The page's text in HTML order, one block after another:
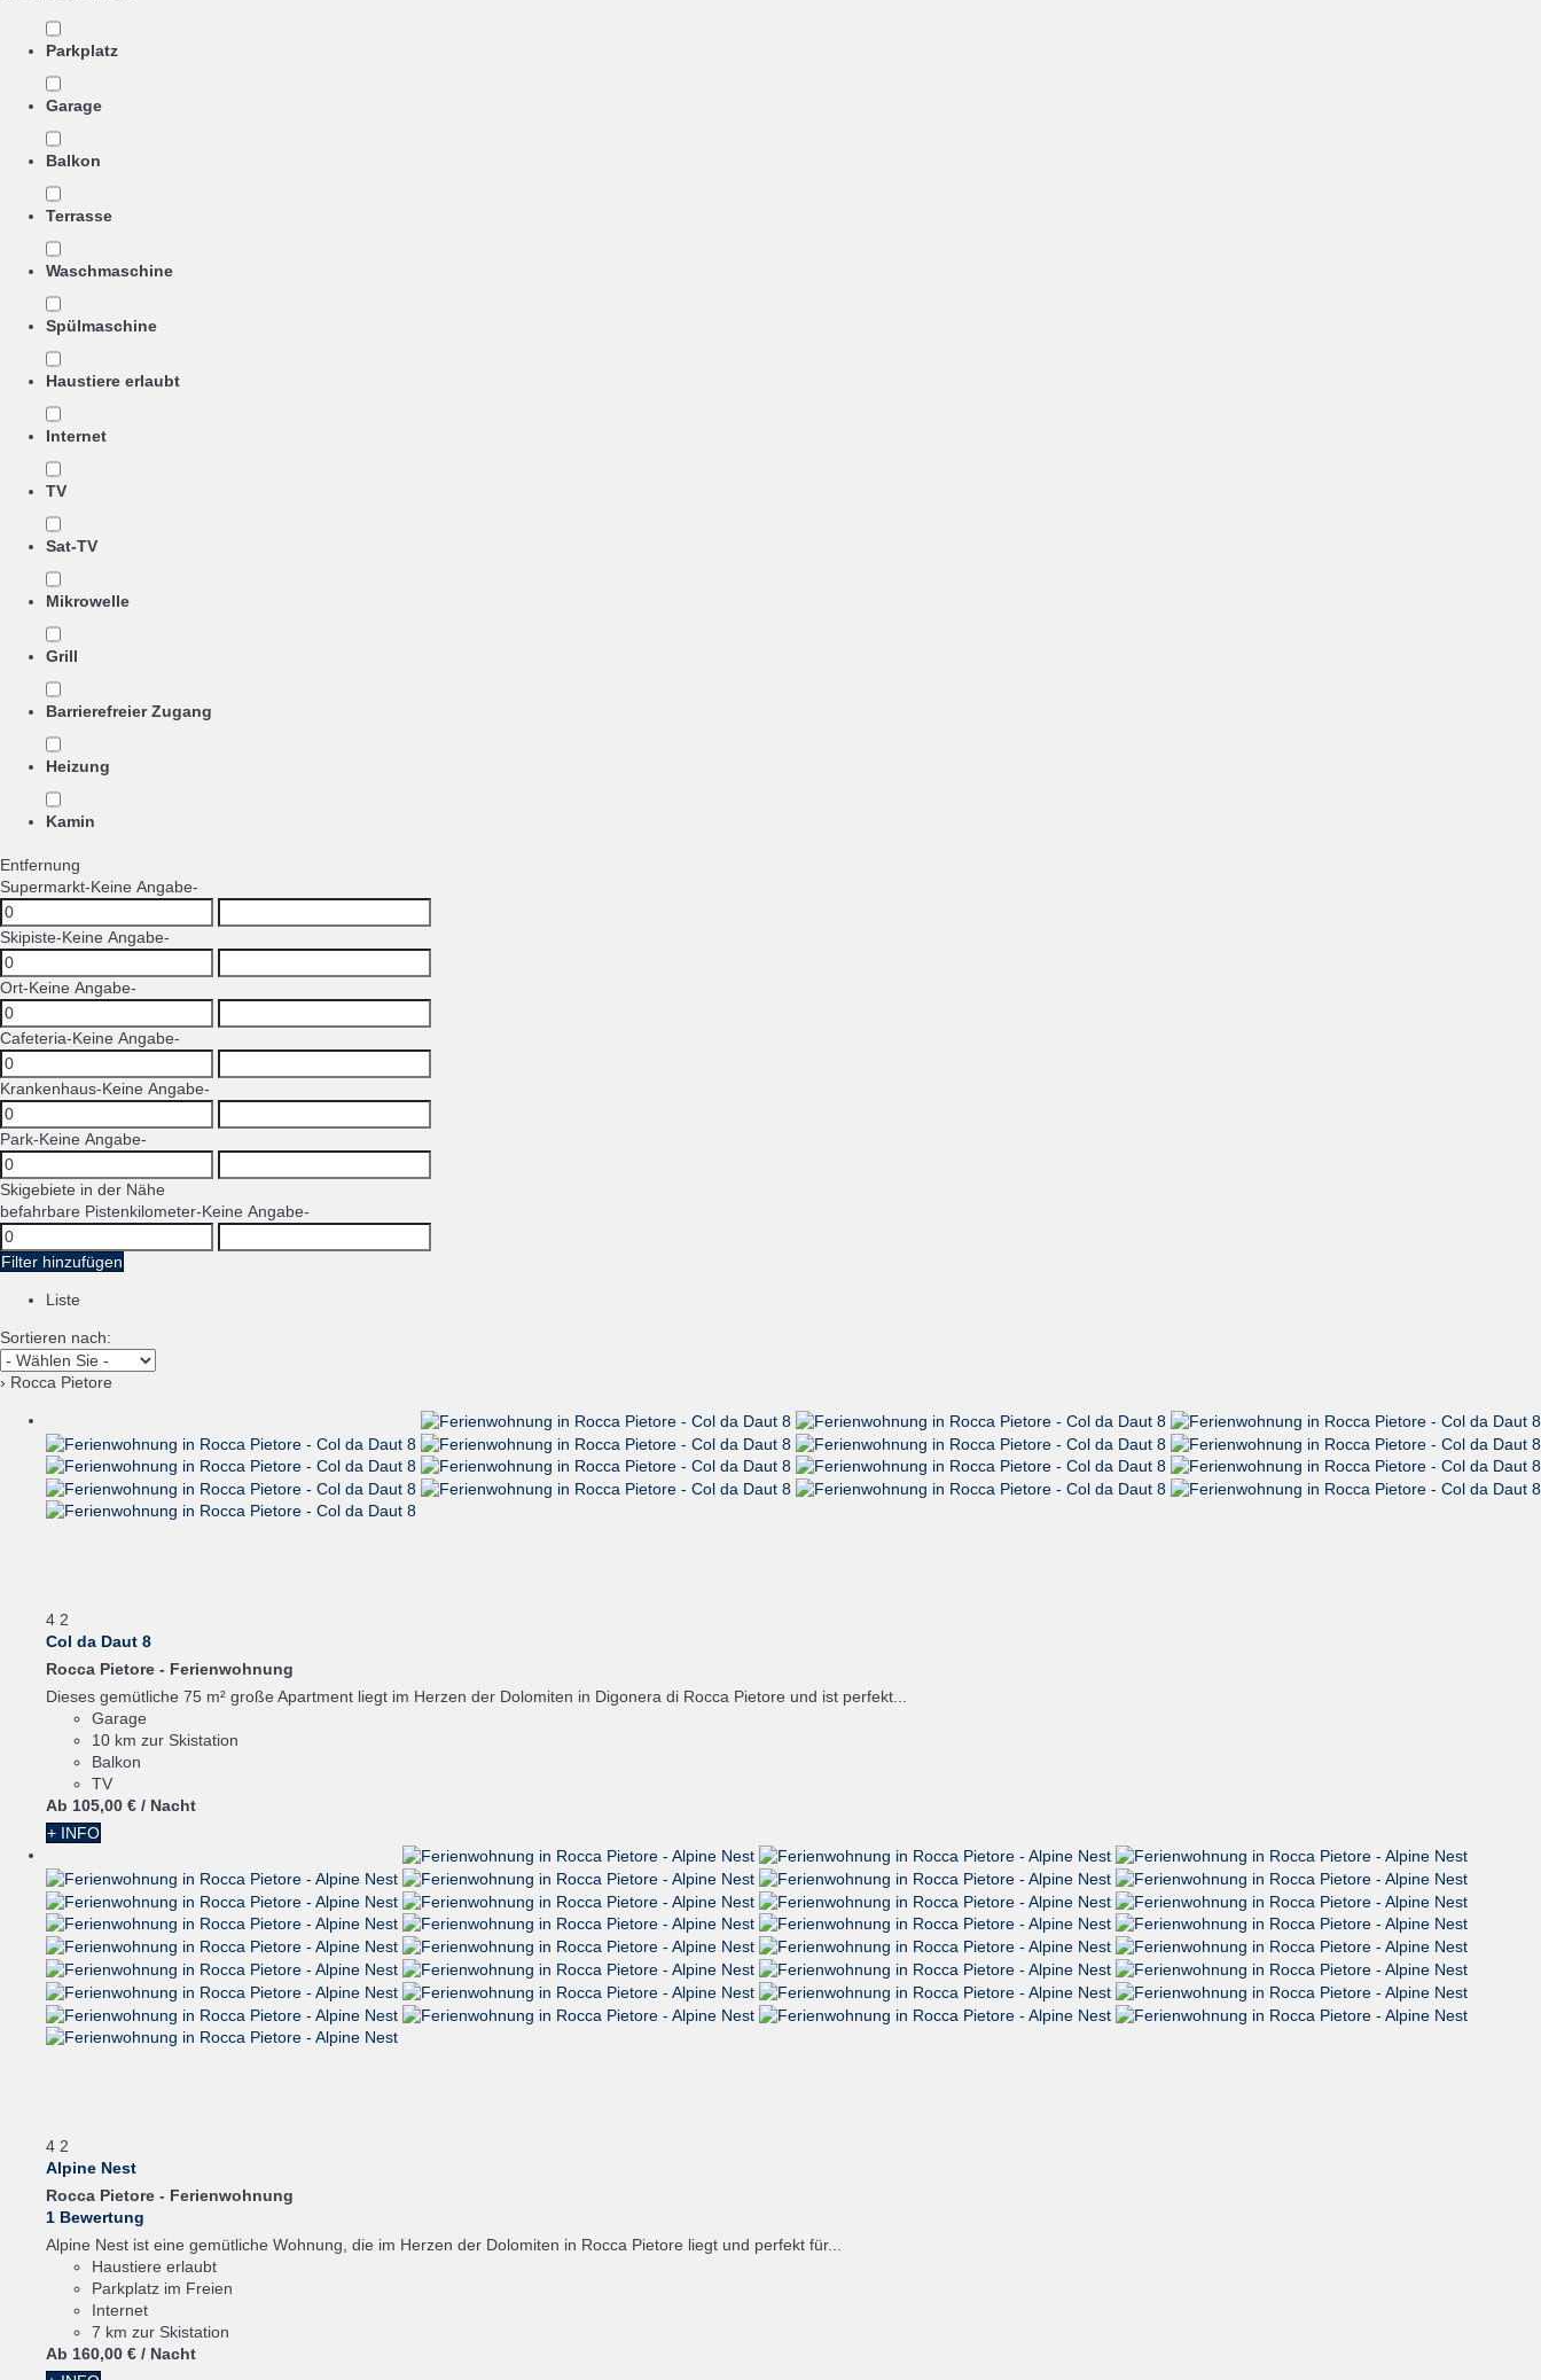
Parkplatz
Garage
Balkon
Terrasse
Waschmaschine
Spülmaschine
Haustiere erlaubt
Internet
TV
Sat-TV
Mikrowelle
Grill
Barrierefreier Zugang
Heizung
Kamin
Entfernung
Supermarkt-Keine Angabe-
Skipiste-Keine Angabe-
Ort-Keine Angabe-
Cafeteria-Keine Angabe-
Krankenhaus-Keine Angabe-
Park-Keine Angabe-
Skigebiete in der Nähe
befahrbare Pistenkilometer-Keine Angabe-
Filter hinzufügen
Liste
Sortieren nach:
› Rocca Pietore
4 2
Col da Daut 8
Rocca Pietore - Ferienwohnung
Dieses gemütliche 75 m² große Apartment liegt im Herzen der Dolomiten in Digonera di Rocca Pietore und ist perfekt...
Garage
10 km zur Skistation
Balkon
TV
Ab 105,00 € / Nacht
+ INFO
4 2
Alpine Nest
Rocca Pietore - Ferienwohnung
1 Bewertung
Alpine Nest ist eine gemütliche Wohnung, die im Herzen der Dolomiten in Rocca Pietore liegt und perfekt für...
Haustiere erlaubt
Parkplatz im Freien
Internet
7 km zur Skistation
Ab 160,00 € / Nacht